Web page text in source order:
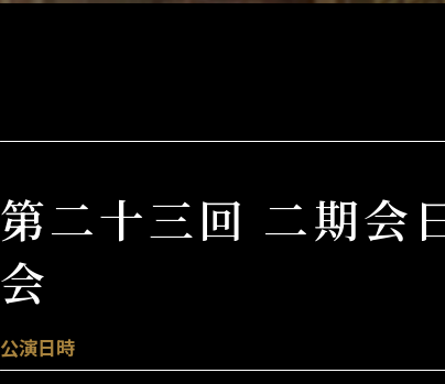
第二十三回 二期会
会
公演日時